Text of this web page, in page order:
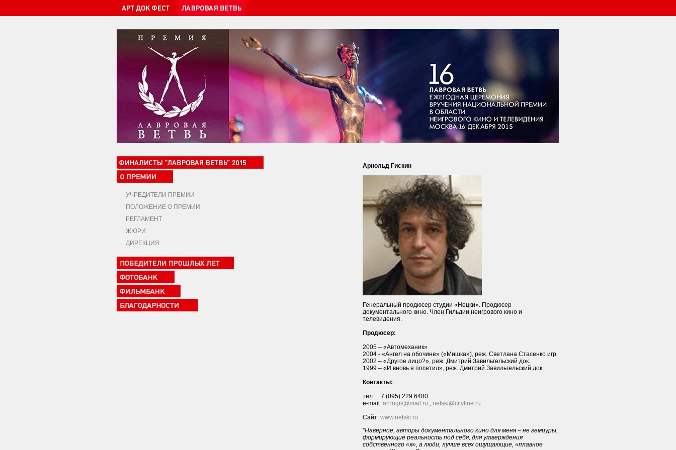
УЧРЕДИТЕЛИ ПРЕМИИ
ПОЛОЖЕНИЕ О ПРЕМИИ
РЕГЛАМЕНТ
ЖЮРИ
ДИРЕКЦИЯ
Арнольд Гискин
Генеральный продюсер студии «Нецки». Продюсер
документального кино. Член Гильдии неигрового кино и
телевидения.
Продюсер:
2005 – «Автомеханик»
2004 - «Ангел на обочине» («Мишка»), реж. Светлана Стасенко игр.
2002 – «Другое лицо?», реж. Дмитрий Завильгельский док.
1999 – «И вновь я посетил», реж. Дмитрий Завильгельский док.
Контакты:
тел.: +7 (095) 229 6480
e-mail: arnogis@mail.ru , netski@cityline.ru
Сайт: www.netski.ru
"Наверное, авторы документального кино для меня – не гемиуры,
формирующие реальность под себя, для утверждения
собственного «я», а люди, лучше всех ощущающие, «плавное